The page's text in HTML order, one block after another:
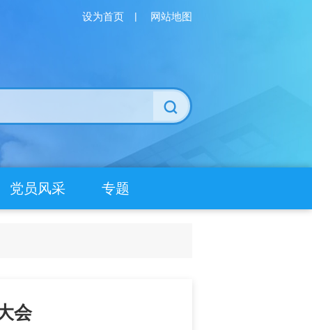
设为首页 | 网站地图
党员风采 专题
会